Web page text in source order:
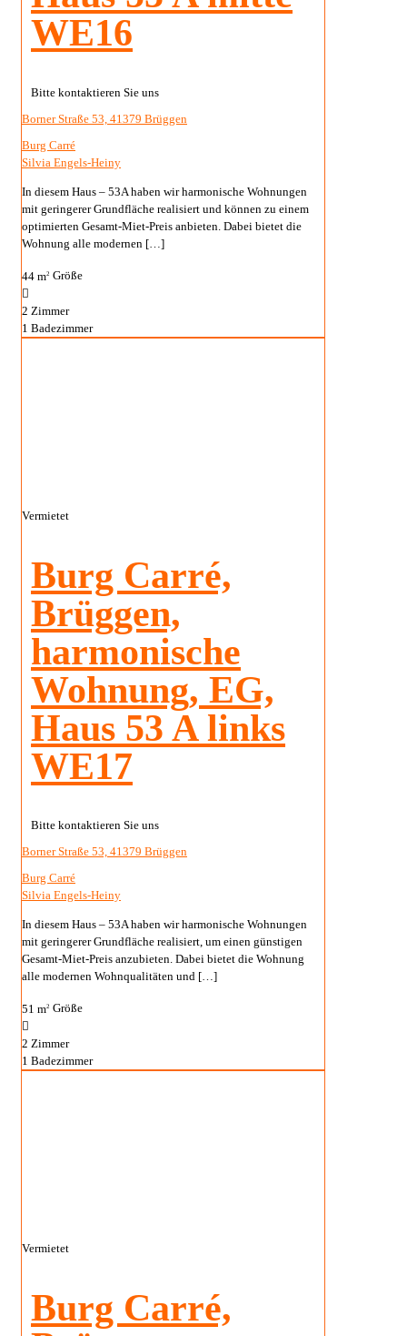
WE16
Bitte kontaktieren Sie uns
Borner Straße 53, 41379 Brüggen
Burg Carré
Silvia Engels-Heiny
In diesem Haus – 53A haben wir harmonische Wohnungen
mit geringerer Grundfläche realisiert und können zu einem
optimierten Gesamt-Miet-Preis anbieten. Dabei bietet die
Wohnung alle modernen […]
44 m2 Größe
2 Zimmer
1 Badezimmer
Vermietet
Burg Carré,
Brüggen,
harmonische
Wohnung, EG,
Haus 53 A links
WE17
Bitte kontaktieren Sie uns
Borner Straße 53, 41379 Brüggen
Burg Carré
Silvia Engels-Heiny
In diesem Haus – 53A haben wir harmonische Wohnungen
mit geringerer Grundfläche realisiert, um einen günstigen
Gesamt-Miet-Preis anzubieten. Dabei bietet die Wohnung
alle modernen Wohnqualitäten und […]
51 m2 Größe
2 Zimmer
1 Badezimmer
Vermietet
Burg Carré,